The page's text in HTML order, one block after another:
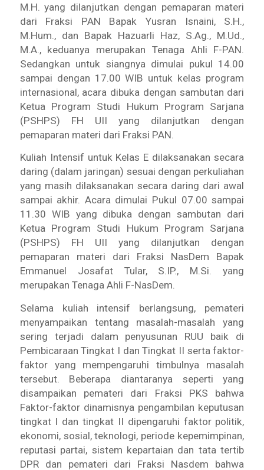
M.H. yang dilanjutkan dengan pemaparan materi
dari Fraksi PAN Bapak Yusran Isnaini, S.H.,
M.Hum., dan Bapak Hazuarli Haz, S.Ag., M.Ud.,
M.A., keduanya merupakan Tenaga Ahli F-PAN.
Sedangkan untuk siangnya dimulai pukul 14.00
sampai dengan 17.00 WIB untuk kelas program
internasional, acara dibuka dengan sambutan dari
Ketua Program Studi Hukum Program Sarjana
(PSHPS) FH UII yang dilanjutkan dengan
pemaparan materi dari Fraksi PAN.
Kuliah Intensif untuk Kelas E dilaksanakan secara
daring (dalam jaringan) sesuai dengan perkuliahan
yang masih dilaksanakan secara daring dari awal
sampai akhir. Acara dimulai Pukul 07.00 sampai
11.30 WIB yang dibuka dengan sambutan dari
Ketua Program Studi Hukum Program Sarjana
(PSHPS) FH UII yang dilanjutkan dengan
pemaparan materi dari Fraksi NasDem Bapak
Emmanuel Josafat Tular, S.IP., M.Si. yang
merupakan Tenaga Ahli F-NasDem.
Selama kuliah intensif berlangsung, pemateri
menyampaikan tentang masalah-masalah yang
sering terjadi dalam penyusunan RUU baik di
Pembicaraan Tingkat I dan Tingkat II serta faktor-
faktor yang mempengaruhi timbulnya masalah
tersebut. Beberapa diantaranya seperti yang
disampaikan pemateri dari Fraksi PKS bahwa
Faktor-faktor dinamisnya pengambilan keputusan
tingkat I dan tingkat II dipengaruhi faktor politik,
ekonomi, sosial, teknologi, periode kepemimpinan,
reputasi partai, sistem kepartaian dan tata tertib
DPR dan pemateri dari Fraksi Nasdem bahwa